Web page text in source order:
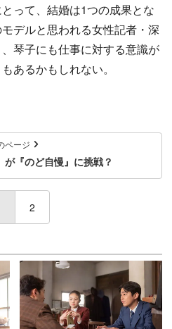
って、結婚は1つの成果とな
デルと思われる女性記者・深
琴子にも仕事に対する意識が
あるかもしれない。
ページ
が『のど自慢』に挑戦？
(current)
2